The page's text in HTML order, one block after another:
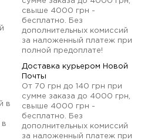
в
в
свыше 4000 грн -
бесплатно. Без
дополнительных комиссий
за наложенный платеж при
полной предоплате!
Доставка курьером Новой
Почты
От 70 грн до 140 грн при
сумме заказа до 4000 грн,
свыше 4000 грн -
бесплатно. Без
дополнительных комиссий
за наложенный платеж при